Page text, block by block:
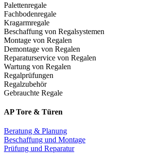
Palettenregale
Fachbodenregale
Kragarmregale
Beschaffung von Regalsystemen
Montage von Regalen
Demontage von Regalen
Reparaturservice von Regalen
Wartung von Regalen
Regalprüfungen
Regalzubehör
Gebrauchte Regale
AP Tore & Türen
Beratung & Planung
Beschaffung und Montage
Prüfung und Reparatur